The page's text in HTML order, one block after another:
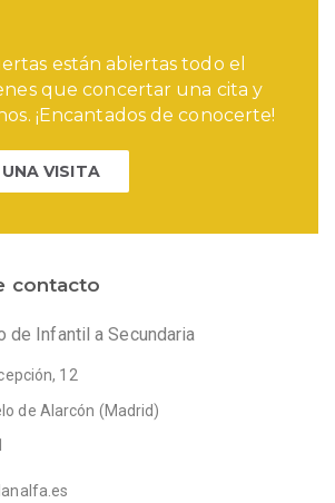
están abiertas todo el
que concertar una cita y
¡Encantados de conocerte!
UNA VISITA
contacto
de Infantil a Secundaria
12
de Alarcón (Madrid)